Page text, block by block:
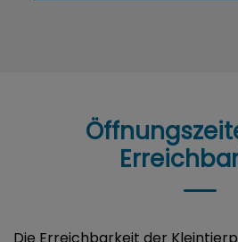
Die Erreichbarkeit der